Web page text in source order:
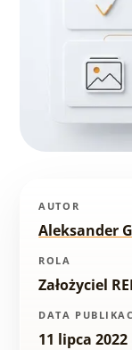
AUTOR
Aleksander
ROLA
Założyciel
DATA
11 lipca 2022